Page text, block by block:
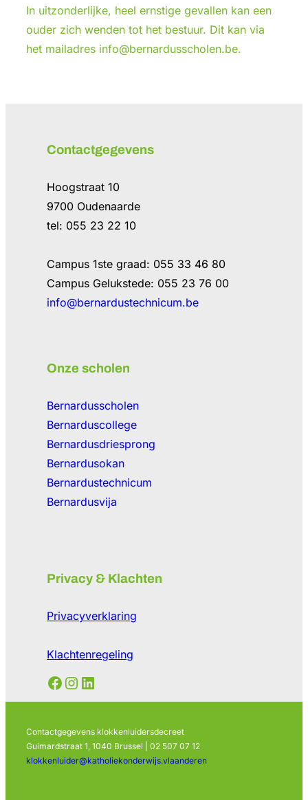
In uitzonderlijke, heel ernstige gevallen kan een
ouder zich wenden tot het bestuur. Dit kan via
het mailadres info@bernardusscholen.be.
Contactgegevens
Hoogstraat 10
9700 Oudenaarde
tel: 055 23 22 10
Campus 1ste graad: 055 33 46 80
Campus Gelukstede: 055 23 76 00
info@bernardustechnicum.be
Onze scholen
Bernardusscholen
Bernarduscollege
Bernardusdriesprong
Bernardusokan
Bernardustechnicum
Bernardusvija
Privacy & Klachten
Privacyverklaring
Klachtenregeling
Facebook Instagram LinkedIn
Contactgegevens klokkenluidersdecreet
Guimardstraat 1, 1040 Brussel | 02 507 07 12
klokkenluider@katholiekonderwijs.vlaanderen